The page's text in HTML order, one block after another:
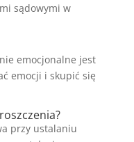
sądowymi w
emocjonalne jest
emocji i skupić się
przy ustalaniu